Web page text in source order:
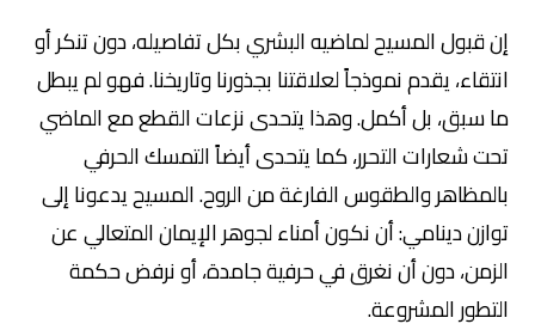
إن قبول المسيح لماضيه البشري بكل تفاصيله، دون تنكر أو
انتقاء، يقدم نموذجاً لعلاقتنا بجذورنا وتاريخنا. فهو لم يبطل
ما سبق، بل أكمل. وهذا يتحدى نزعات القطع مع الماضي
تحت شعارات التحرر، كما يتحدى أيضاً التمسك الحرفي
بالمظاهر والطقوس الفارغة من الروح. المسيح يدعونا إلى
توازن دينامي: أن نكون أمناء لجوهر الإيمان المتعالي عن
الزمن، دون أن نغرق في حرفية جامدة، أو نرفض حكمة
التطور المشروعة.